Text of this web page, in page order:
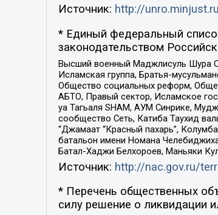
Источник: http://
* Единый федеральный
законодательством
Высший военный Маджлисуль Шура
Исламская группа, Братья-
Общество социальных реформ,
АБТО, Правый сектор, Исламское
уа Тагьаля SHAM, АУМ Синрике,
сообщество Сеть, Катиба Таухид
“Джамаат “Красный пахарь”,
батальон имени Номана
Батал-Хаджи Белхороев, Маньяки
Источник: http://nac.gov.ru/
* Перечень общественных
силу решение о ликвидации